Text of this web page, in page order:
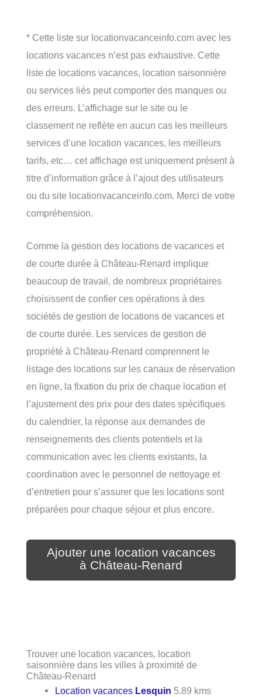
* Cette liste sur locationvacanceinfo.com avec les
locations vacances n’est pas exhaustive. Cette
liste de locations vacances, location saisonnière
ou services liés peut comporter des manques ou
des erreurs. L’affichage sur le site ou le
classement ne reflète en aucun cas les meilleurs
services d’une location vacances, les meilleurs
tarifs, etc… cet affichage est uniquement présent à
titre d’information grâce à l’ajout des utilisateurs
ou du site locationvacanceinfo.com. Merci de votre
compréhension.
Comme la gestion des locations de vacances et
de courte durée à Château-Renard implique
beaucoup de travail, de nombreux propriétaires
choisissent de confier ces opérations à des
sociétés de gestion de locations de vacances et
de courte durée. Les services de gestion de
propriété à Château-Renard comprennent le
listage des locations sur les canaux de réservation
en ligne, la fixation du prix de chaque location et
l’ajustement des prix pour des dates spécifiques
du calendrier, la réponse aux demandes de
renseignements des clients potentiels et la
communication avec les clients existants, la
coordination avec le personnel de nettoyage et
d’entretien pour s’assurer que les locations sont
préparées pour chaque séjour et plus encore.
Ajouter une location vacances
à Château-Renard
Trouver une location vacances, location
saisonnière dans les villes à proximité de
Château-Renard
Location vacances Lesquin 5.89 kms